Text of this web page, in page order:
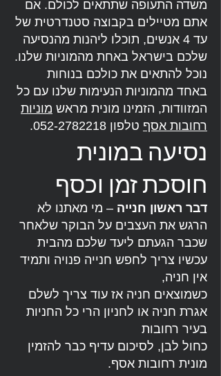
משדה התעופה שתתאים לכולם. אם
אתם מטיילים בקבוצה סטנדרטית של
עד 4 אנשים, תוכלו ליהנות מהנסיעה
שלכם בישראל באחת מהמוניות שלנו.
נוכל להתאים את כולכם בנוחות
באחד מהמוניות הנעימות שלנו עם כל
המזוודות, הזמינו מונית מראש מוניות
רחובות אסף טלפון 052-2782218
.
נסיעה במונית
חוסכת זמן וכסף
דבר ראשון חנייה – מי מאתנו לא
הרגש את העצבים על הבוקר שלאחר
שכבר הגעתם ליעד שלכם מהבית
עכשיו צריך לחפש חנייה פנויה ותמיד
אין חניה,
כשמוצאים חניה אז עוד צריך לשלם
אגרת חניה או לחניון הרי כל החניות
בעיר רחובות
כחול לבן, לסיכום עדיף כבר להזמין
מונית רחובות אסף.